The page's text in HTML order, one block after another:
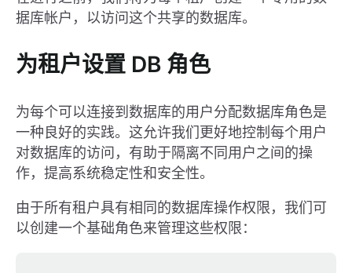
据库帐户，以访问这个共享的数据库。
为租户设置 DB 角色
为每个可以连接到数据库的用户分配数据库角色是
一种良好的实践。这允许我们更好地控制每个用户
对数据库的访问，有助于隔离不同用户之间的操
作，提高系统稳定性和安全性。
由于所有租户具有相同的数据库操作权限，我们可
以创建一个基础角色来管理这些权限：